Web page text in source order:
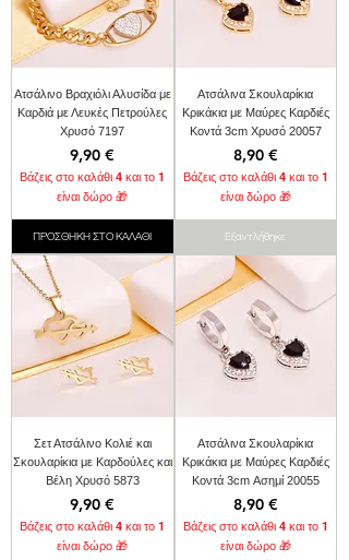
Ατσάλινο Βραχιόλι Αλυσίδα με
Καρδιά με Λευκές Πετρούλες
Χρυσό 7197
Τιμή
9,90 €
Βάζεις στο καλάθι 4 και το 1
είναι δώρο 🎁
ΠΡΟΣΘΗΚΗ ΣΤΟ ΚΑΛΑΘΙ
Ατσάλινα Σκουλαρίκια
Κρικάκια με Μαύρες Καρδιές
Κοντά 3cm Χρυσό 20057
Τιμή
8,90 €
Βάζεις στο καλάθι 4 και το 1
είναι δώρο 🎁
Εξαντλήθηκε
Σετ Ατσάλινο Κολιέ και
Σκουλαρίκια με Καρδούλες και
Βέλη Χρυσό 5873
Τιμή
9,90 €
Βάζεις στο καλάθι 4 και το 1
είναι δώρο 🎁
Ατσάλινα Σκουλαρίκια
Κρικάκια με Μαύρες Καρδιές
Κοντά 3cm Ασημί 20055
Τιμή
8,90 €
Βάζεις στο καλάθι 4 και το 1
είναι δώρο 🎁